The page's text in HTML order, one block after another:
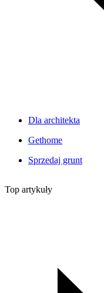
Dla architekta
Gethome
Sprzedaj grunt
Top artykuły